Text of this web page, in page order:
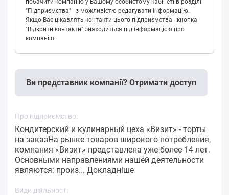
побачити компанію у Вашому особистому кабінеті в розділі
"Підприємства" - з можливістю редагувати інформацію.
Якщо Вас цікавлять контакти цього підприємства - кнопка
"Відкрити контакти" знаходиться під інформацією про
компанію.
Ви представник компанії? Отримати доступ
Про підприємство:
Кондитерский и кулинарный цеха «Визит» - торты
на заказНа рынке товаров широкого потребления,
компания «Визит» представлена уже более 14 лет.
Основными направлениями нашей деятельности
являются: произ... Докладніше
Види діяльності